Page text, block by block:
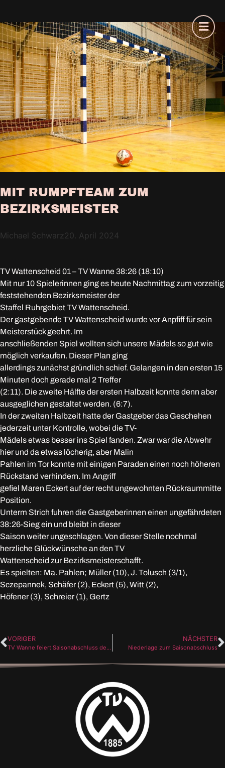
MIT RUMPFTEAM ZUM
BEZIRKSMEISTER
Michael Schwarz 20. April 2024
TV Wattenscheid 01 – TV Wanne 38:26 (18:10)
Mit nur 10 Spielerinnen ging es heute Nachmittag zum vorzeitig
feststehenden Bezirksmeister der
Staffel Ruhrgebiet TV Wattenscheid.
Der gastgebende TV Wattenscheid wurde vor Anpfiff für sein
Meisterstück geehrt. Im
anschließenden Spiel wollten sich unsere Mädels so gut wie
möglich verkaufen. Dieser Plan ging
allerdings zunächst gründlich schief. Gelangen in den ersten 15
Minuten doch gerade mal 2 Treffer
(2:11). Die zweite Hälfte der ersten Halbzeit konnte denn aber
ausgeglichen gestaltet werden. (6:7).
In der zweiten Halbzeit hatte der Gastgeber das Geschehen
jederzeit unter Kontrolle, wobei die TV-
Mädels etwas besser ins Spiel fanden. Zwar war die Abwehr
hier und da etwas löcherig, aber Malin
Pahlen im Tor konnte mit einigen Paraden einen noch höheren
Rückstand verhindern. Im Angriff
gefiel Maren Eckert auf der recht ungewohnten Rückraummitte
Position.
Unterm Strich fuhren die Gastgeberinnen einen ungefährdeten
38:26-Sieg ein und bleibt in dieser
Saison weiter ungeschlagen. Von dieser Stelle nochmal
herzliche Glückwünsche an den TV
Wattenscheid zur Bezirksmeisterschafft.
Es spielten: Ma. Pahlen; Müller (10), J. Tolusch (3/1),
Sczepannek, Schäfer (2), Eckert (5), Witt (2),
Höfener (3), Schreier (1), Gertz
VORIGER
TV Wanne feiert Saisonabschluss der Jugend
NÄCHSTER
Niederlage zum Saisonabschluss